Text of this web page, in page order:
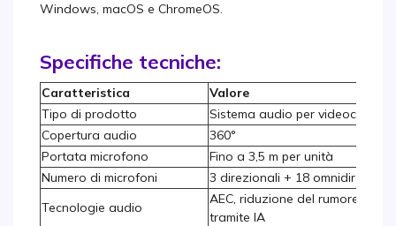
Windows, macOS e ChromeOS.
Specifiche tecniche:
Caratteristica
Valore
Tipo di prodotto
Sistema audio per
Copertura audio
360°
Portata microfono
Fino a 3,5 m per unità
Numero di microfoni
3 direzionali + 18
Tecnologie audio
AEC, riduzione del rumore,
tramite IA